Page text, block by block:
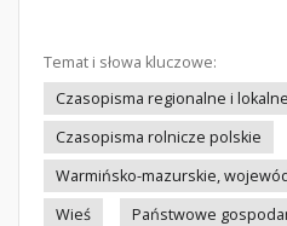
Temat i słowa kluczowe:
Czasopisma regionalne i
Czasopisma rolnicze polskie
Warmińsko-mazurskie,
Wieś
Państwowe